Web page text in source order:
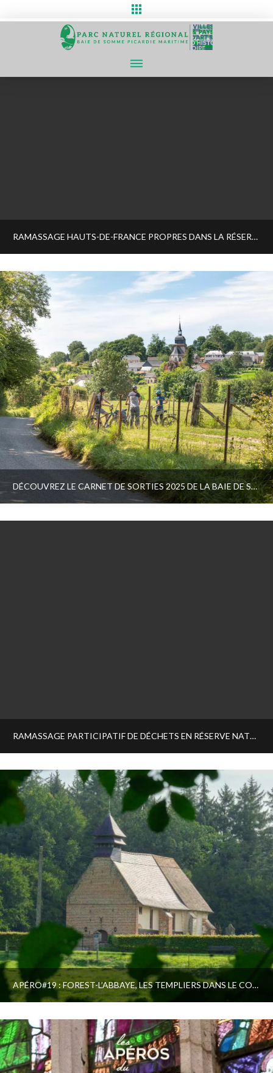
RAMASSAGE HAUTS-DE-FRANCE PROPRES DANS LA RÉSERVE NATURELLE NATIONALE BAIE DE SOMME
DÉCOUVREZ LE CARNET DE SORTIES 2025 DE LA BAIE DE SOMME PICARDIE MARITIME
RAMASSAGE PARTICIPATIF DE DÉCHETS EN RÉSERVE NATURELLE NATIONALE DE LA BAIE DE SOMME
APÉRO#19 : FOREST-L’ABBAYE, LES TEMPLIERS DANS LE COMTÉ DU PONTHIEU